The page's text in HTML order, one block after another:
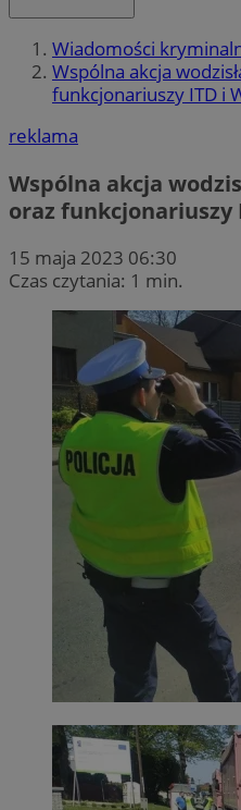
Wiadomości
Wspólna akcja
funkcjonariuszy ITD i
reklama
Wspólna akcja
oraz funkcjonariuszy
15 maja 2023 06:30
Czas czytania: 1 min.